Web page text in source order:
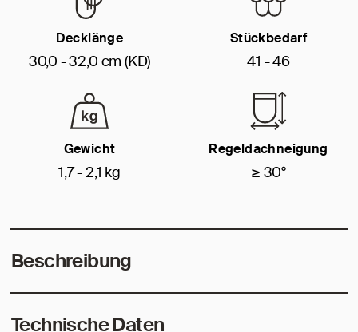
Decklänge
30,0 - 32,0 cm (KD)
Stückbedarf
41 - 46
Gewicht
1,7 - 2,1 kg
Regeldachneigung
≥ 30°
Beschreibung
Technische Daten